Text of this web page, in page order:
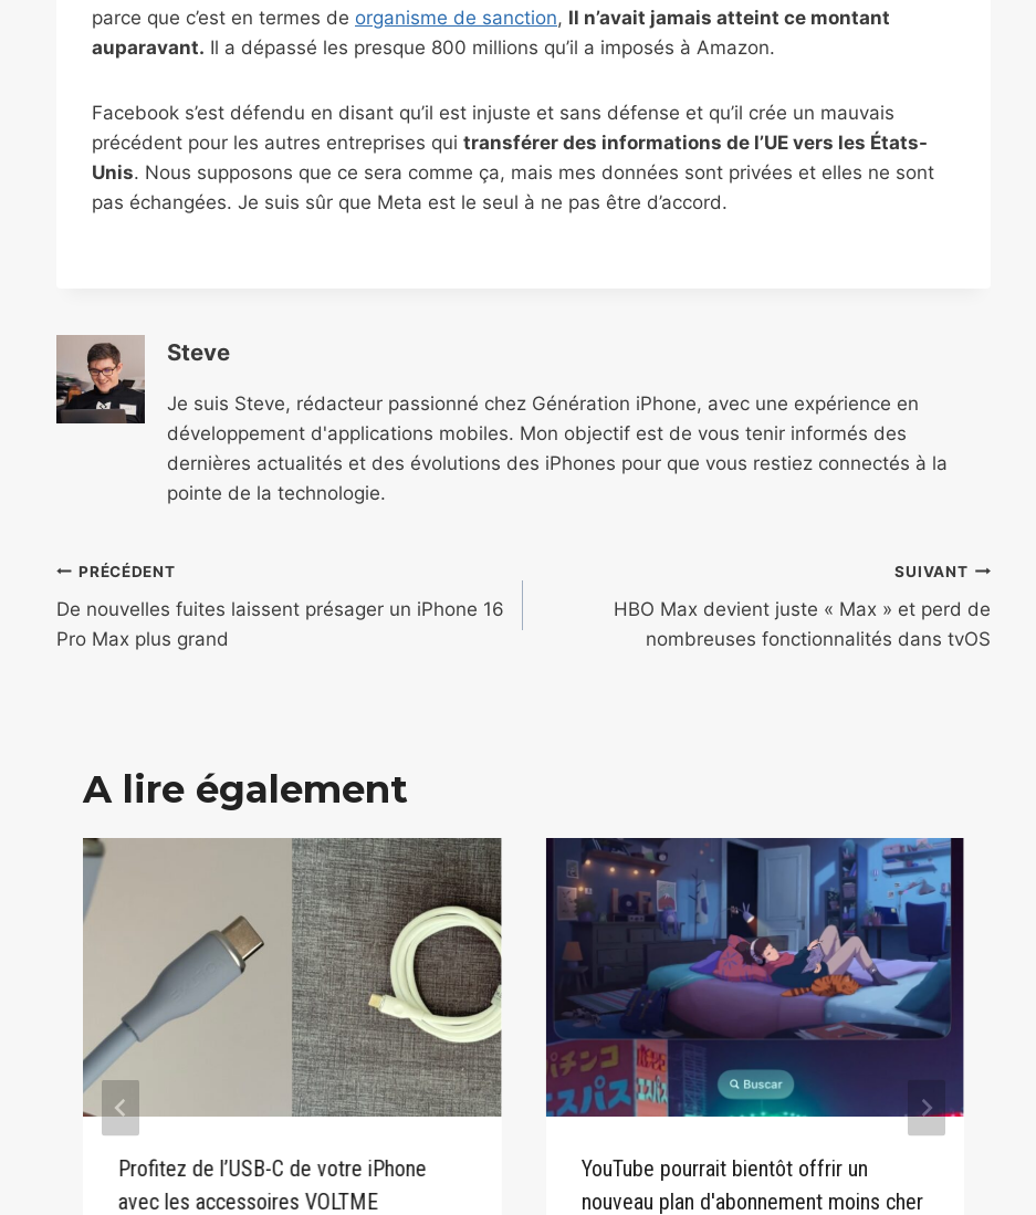
parce que c’est en termes de organisme de sanction, Il n’avait jamais atteint ce montant
auparavant. Il a dépassé les presque 800 millions qu’il a imposés à Amazon.
Facebook s’est défendu en disant qu’il est injuste et sans défense et qu’il crée un mauvais
précédent pour les autres entreprises qui transférer des informations de l’UE vers les États-
Unis. Nous supposons que ce sera comme ça, mais mes données sont privées et elles ne sont
pas échangées. Je suis sûr que Meta est le seul à ne pas être d’accord.
Steve
Je suis Steve, rédacteur passionné chez Génération iPhone, avec une expérience en
développement d'applications mobiles. Mon objectif est de vous tenir informés des
dernières actualités et des évolutions des iPhones pour que vous restiez connectés à la
pointe de la technologie.
Navigation
de
l’article
PRÉCÉDENT
De nouvelles fuites laissent présager un iPhone 16
Pro Max plus grand
SUIVANT
HBO Max devient juste « Max » et perd de
nombreuses fonctionnalités dans tvOS
A lire également
Profitez de l’USB-C de votre iPhone
avec les accessoires VOLTME
YouTube pourrait bientôt offrir un
nouveau plan d'abonnement moins cher